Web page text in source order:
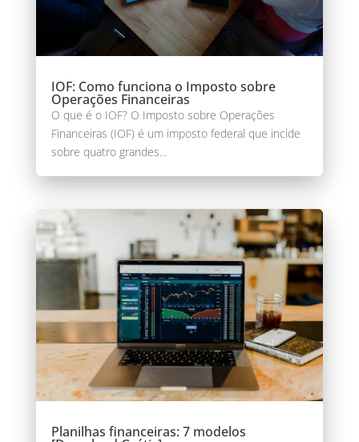
IOF: Como funciona o Imposto sobre
Operações Financeiras
O que é o IOF? O Imposto sobre Operações
Financeiras (IOF) é um imposto federal que incide
sobre quatro grandes...
Planilhas financeiras: 7 modelos